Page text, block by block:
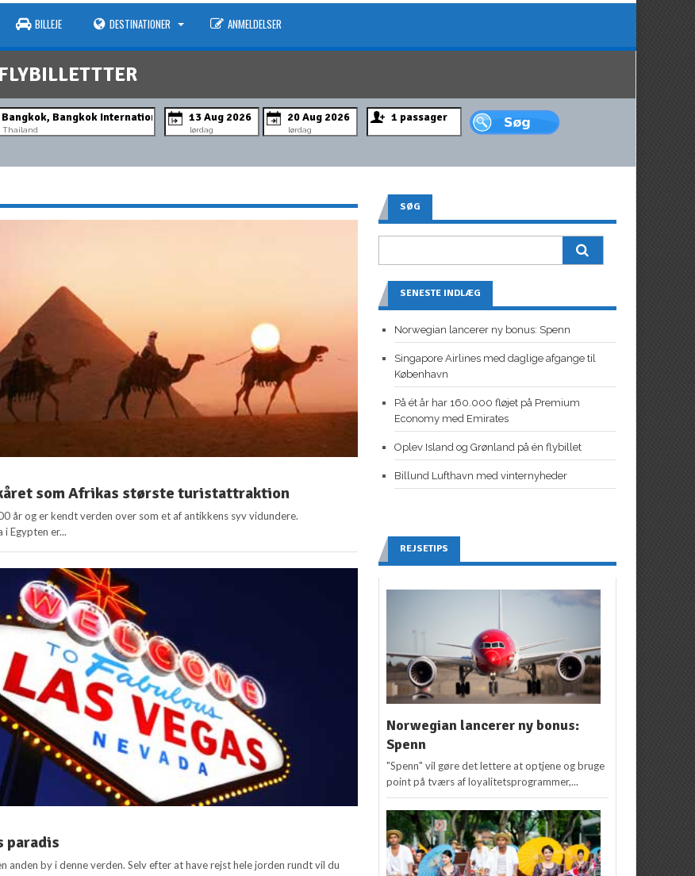
BILLEJE DESTINATIONER ANMELDELSER
Thailand lørdag lørdag
som Afrikas største turistattraktion
år og er kendt verden over som et af antikkens syv vidundere.
i Egypten er...
paradis
anden by i denne verden. Selv efter at have rejst hele jorden rundt vil du
SØG
SENESTE INDLÆG
Norwegian lancerer ny bonus: Spenn
Singapore Airlines med daglige afgange til
København
På ét år har 160.000 fløjet på Premium
Economy med Emirates
Oplev Island og Grønland på én flybillet
Billund Lufthavn med vinternyheder
REJSETIPS
Norwegian lancerer ny bonus:
Spenn
"Spenn" vil gøre det lettere at optjene og bruge
point på tværs af loyalitetsprogrammer,...